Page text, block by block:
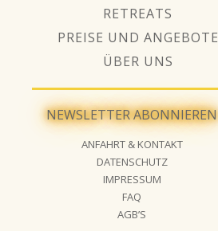
RETREATS
PREISE UND ANGEBOTE
ÜBER UNS
NEWSLETTER ABONNIEREN
ANFAHRT & KONTAKT
DATENSCHUTZ
IMPRESSUM
FAQ
AGB’S